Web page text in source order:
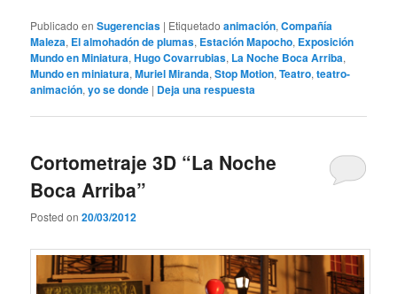
Publicado en Sugerencias | Etiquetado animación,Compañía
Maleza, El almohadón de plumas, Estación Mapocho, Exposición
Mundo en Miniatura,Hugo Covarrubias, La Noche Boca Arriba,
Mundo en miniatura,Muriel Miranda,Stop Motion,Teatro,teatro-
animación,yo se donde | Deja una respuesta
Cortometraje 3D “La Noche
Boca Arriba”
Posted on20/03/2012